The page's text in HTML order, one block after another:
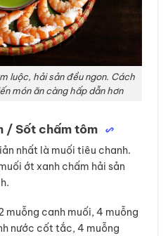
luộc, hải sản đều ngon. Cách
món ăn càng hấp dẫn hơn
/ Sốt chấm tôm
nhất là muối tiêu chanh.
ớt xanh chấm hải sản
muỗng canh muối, 4 muỗng
nước cốt tắc, 4 muỗng